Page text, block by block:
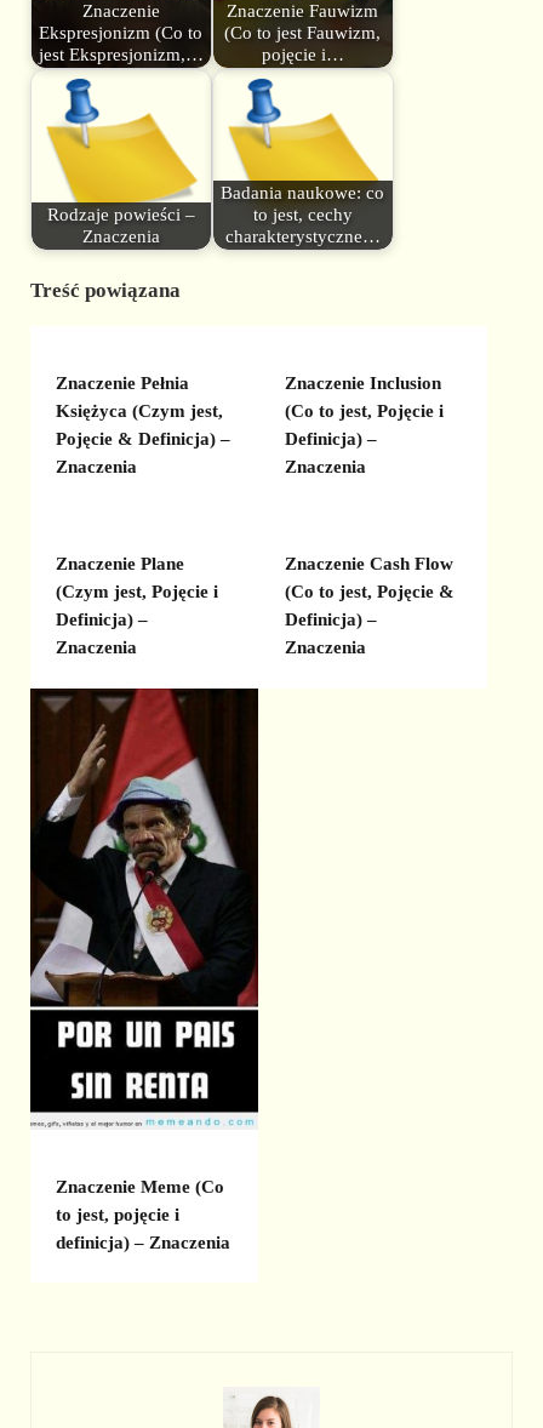
Znaczenie
Ekspresjonizm (Co to
jest Ekspresjonizm,…
Znaczenie Fauwizm
(Co to jest Fauwizm,
pojęcie i…
Rodzaje powieści –
Znaczenia
Badania naukowe: co
to jest, cechy
charakterystyczne…
Treść powiązana
Znaczenie Pełnia
Księżyca (Czym jest,
Pojęcie & Definicja) –
Znaczenia
Znaczenie Inclusion
(Co to jest, Pojęcie i
Definicja) –
Znaczenia
Znaczenie Plane
(Czym jest, Pojęcie i
Definicja) –
Znaczenia
Znaczenie Cash Flow
(Co to jest, Pojęcie &
Definicja) –
Znaczenia
Znaczenie Meme (Co
to jest, pojęcie i
definicja) – Znaczenia